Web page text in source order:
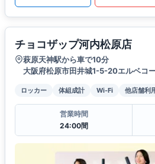
チョコザップ河内松原店
萩原天神駅から車で10分
大阪府松原市田井城1-5-20エルベコ
ロッカー 体組成計 Wi-Fi 他店舗利
営業時間
24:00間